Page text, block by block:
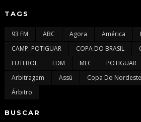
TAGS
93 FM ABC Agora América
CAMP. POTIGUAR
COPA DO BRASIL
FUTEBOL
LDM MEC POTIGUAR
Arbitragem
Assú Copa Do Nordeste
Árbitro
BUSCAR